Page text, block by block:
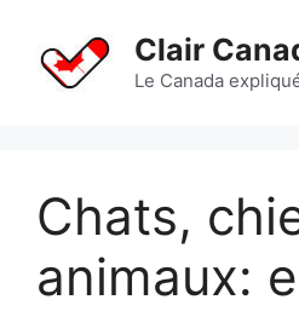
contenu
Clair
Le Canada
Chats,
animaux: